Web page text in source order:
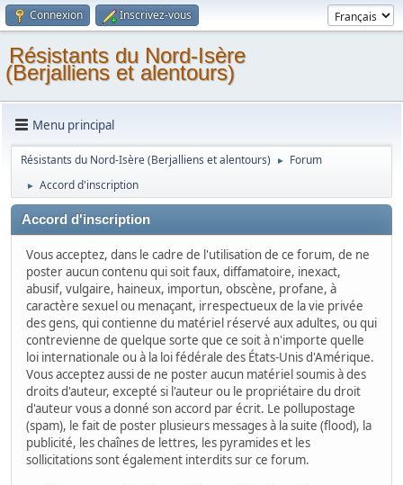
Connexion Inscrivez-vous
Résistants du Nord-Isère
(Berjalliens et alentours)
Menu principal
Résistants du Nord-Isère (Berjalliens et alentours) ► Forum
► Accord d'inscription
Accord d'inscription
Vous acceptez, dans le cadre de l'utilisation de ce forum, de ne
poster aucun contenu qui soit faux, diffamatoire, inexact,
abusif, vulgaire, haineux, importun, obscène, profane, à
caractère sexuel ou menaçant, irrespectueux de la vie privée
des gens, qui contienne du matériel réservé aux adultes, ou qui
contrevienne de quelque sorte que ce soit à n'importe quelle
loi internationale ou à la loi fédérale des États-Unis d'Amérique.
Vous acceptez aussi de ne poster aucun matériel soumis à des
droits d'auteur, excepté si l'auteur ou le propriétaire du droit
d'auteur vous a donné son accord par écrit. Le pollupostage
(spam), le fait de poster plusieurs messages à la suite (flood), la
publicité, les chaînes de lettres, les pyramides et les
sollicitations sont également interdits sur ce forum.